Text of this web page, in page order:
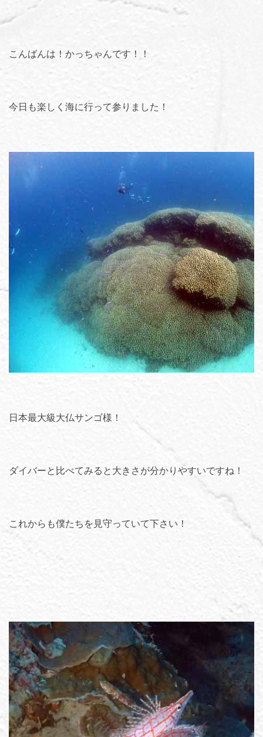
こんばんは！かっちゃんです！！
今日も楽しく海に行って参りました！
日本最大級大仏サンゴ様！
ダイバーと比べてみると大きさが分かりやすいですね！
これからも僕たちを見守っていて下さい！